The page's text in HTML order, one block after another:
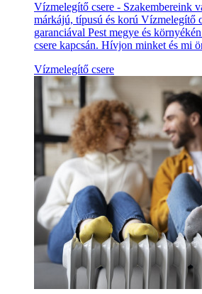
Vízmelegítő csere - Szakembereink
márkájú, típusú és korú Vízmelegítő
garanciával Pest megye és
csere kapcsán. Hívjon minket és mi
Vízmelegítő csere